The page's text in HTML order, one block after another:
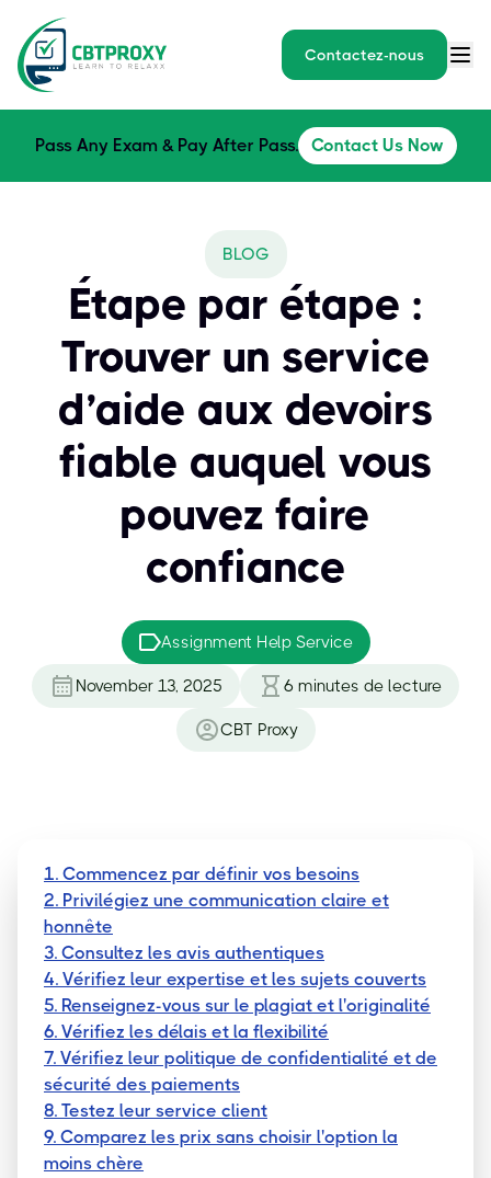
Contactez-nous
Pass Any Exam & Pay After Pass. Contact Us Now
BLOG
Étape par étape :
Trouver un service
d’aide aux devoirs
fiable auquel vous
pouvez faire
confiance
Assignment Help Service
November 13, 2025 6 minutes de lecture
CBT Proxy
1. Commencez par définir vos besoins
2. Privilégiez une communication claire et
honnête
3. Consultez les avis authentiques
4. Vérifiez leur expertise et les sujets couverts
5. Renseignez-vous sur le plagiat et l'originalité
6. Vérifiez les délais et la flexibilité
7. Vérifiez leur politique de confidentialité et de
sécurité des paiements
8. Testez leur service client
9. Comparez les prix sans choisir l'option la
moins chère